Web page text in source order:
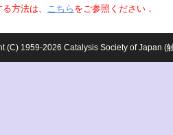
方法は、 こちら をご参照ください．
(C) 1959-2026 Catalysis Society of Japan (